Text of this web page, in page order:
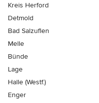
Kreis Herford
Detmold
Bad Salzuflen
Melle
Bünde
Lage
Halle (Westf.)
Enger